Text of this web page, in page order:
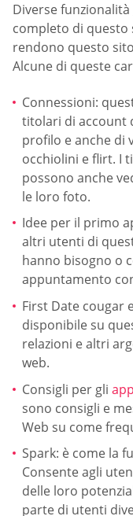
Diverse
completo di questo
rendono questo
Alcune di queste
Connessioni:
titolari di account
profilo e anche di
occhiolini e flirt. I
possono anche
le loro foto.
Idee per il primo
altri utenti di
hanno bisogno o
appuntamento
First Date cougar
disponibile su
relazioni e altri
web.
Consigli per gli
sono consigli e
Web su come
Spark: è come la
Consente agli
delle loro
parte di utenti